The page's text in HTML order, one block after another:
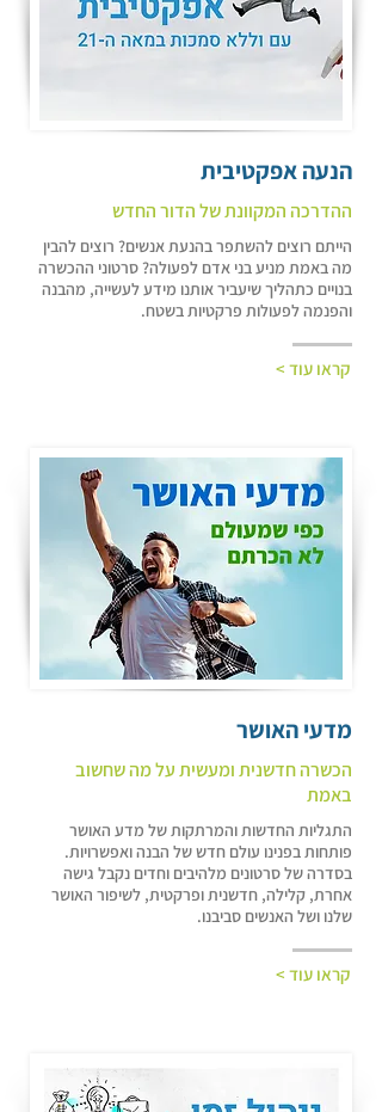
הנעה אפקטיבית
ההדרכה המקוונת של הדור החדש
הייתם רוצים להשתפר בהנעת אנשים? רוצים להבין
מה באמת מניע בני אדם לפעולה? סרטוני ההכשרה
בנויים כתהליך שיעביר אותנו מידע לעשייה, מהבנה
והפנמה לפעולות פרקטיות בשטח.
קראו עוד >
מדעי האושר
הכשרה חדשנית ומעשית על מה שחשוב
באמת
התגליות החדשות והמרתקות של מדע האושר
פותחות בפנינו עולם חדש של הבנה ואפשרויות.
בסדרה של סרטונים מלהיבים וחדים נקבל גישה
אחרת, קלילה, חדשנית ופרקטית, לשיפור האושר
שלנו ושל האנשים סביבנו.
קראו עוד >